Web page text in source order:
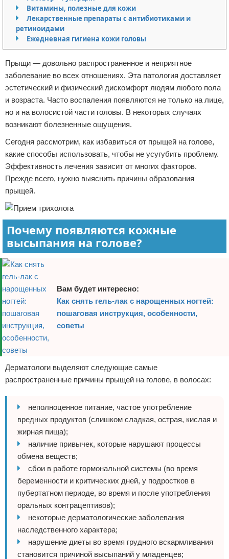
Отказ от ответственности
Витамины, полезные для кожи
Лекарственные препараты с антибиотиками и
ретиноидами
Ежедневная гигиена кожи головы
Прыщи — довольно распространенное и неприятное
заболевание во всех отношениях. Эта патология доставляет
эстетический и физический дискомфорт людям любого пола
и возраста. Часто воспаления появляются не только на лице,
но и на волосистой части головы. В некоторых случаях
возникают болезненные ощущения.
Сегодня рассмотрим, как избавиться от прыщей на голове,
какие способы использовать, чтобы не усугубить проблему.
Эффективность лечения зависит от многих факторов.
Прежде всего, нужно выяснить причины образования
прыщей.
Почему появляются кожные
высыпания на голове?
Вам будет интересно:
Как снять гель-лак с нарощенных ногтей:
пошаговая инструкция, особенности,
советы
Дерматологи выделяют следующие самые
распространенные причины прыщей на голове, в волосах:
неполноценное питание, частое употребление
вредных продуктов (слишком сладкая, острая, кислая и
жирная пища);
наличие привычек, которые нарушают процессы
обмена веществ;
сбои в работе гормональной системы (во время
беременности и критических дней, у подростков в
пубертатном периоде, во время и после употребления
оральных контрацептивов);
некоторые дерматологические заболевания
наследственного характера;
нарушение диеты во время грудного вскармливания
становится причиной высыпаний у младенцев;